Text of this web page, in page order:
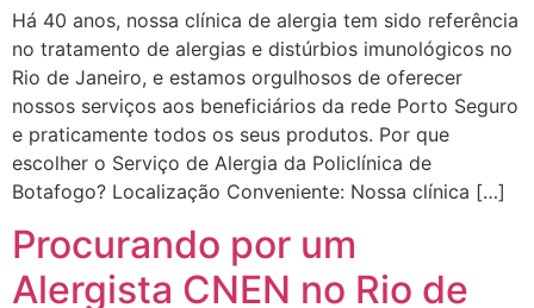
Há 40 anos, nossa clínica de alergia tem sido referência
no tratamento de alergias e distúrbios imunológicos no
Rio de Janeiro, e estamos orgulhosos de oferecer
nossos serviços aos beneficiários da rede Porto Seguro
e praticamente todos os seus produtos. Por que
escolher o Serviço de Alergia da Policlínica de
Botafogo? Localização Conveniente: Nossa clínica […]
Procurando por um
Alergista CNEN no Rio de